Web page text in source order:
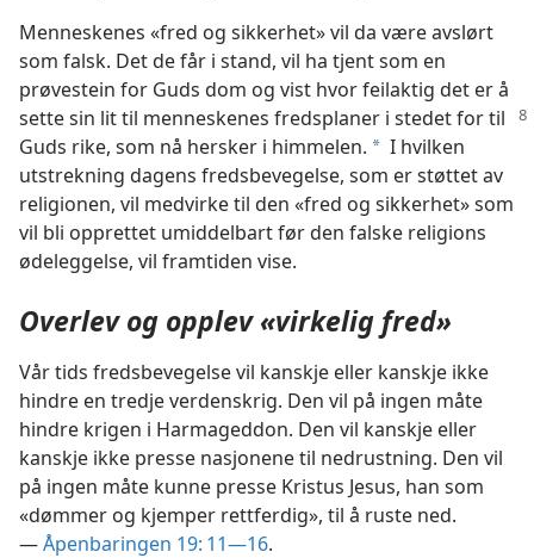
Menneskenes «fred og sikkerhet» vil da være avslørt
som falsk. Det de får i stand, vil ha tjent som en
prøvestein for Guds dom og vist hvor feilaktig det er å
sette sin lit til menneskenes fredsplaner i stedet fortil
Guds rike, som nå hersker i himmelen. a I hvilken
utstrekning dagens fredsbevegelse, som er støttet av
religionen, vil medvirke til den «fred og sikkerhet» som
vil bli opprettet umiddelbart før den falske religions
ødeleggelse, vil framtiden vise.
Overlev og opplev «virkelig fred»
Vår tids fredsbevegelse vil kanskje eller kanskje ikke
hindre en tredje verdenskrig. Den vil på ingen måte
hindre krigen i Harmageddon. Den vil kanskje eller
kanskje ikke presse nasjonene til nedrustning. Den vil
på ingen måte kunne presse Kristus Jesus, han som
«dømmer og kjemper rettferdig», til å ruste ned.
—Åpenbaringen 19: 11—16.